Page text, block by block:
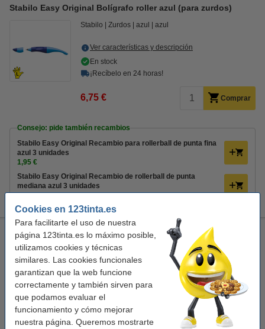
Cookies en 123tinta.es
Para facilitarte el uso de nuestra
página 123tinta.es lo máximo posible,
utilizamos cookies y técnicas
similares. Las cookies funcionales
garantizan que la web funcione
correctamente y también sirven para
que podamos evaluar el
funcionamiento y cómo mejorar
nuestra página. Queremos mostrarte
Stabilo Easy Original Bolígrafo roller azul (para zurdos)
Stabilo Zurdos azul azul
Ver características y descripción
En stock
¡Recíbelo en 24 horas!
6,75 € Comprar
Consejo: pide también recambios
Stabilo Easy Original Recambio para rollerball de punta fina
azul 3 unidades
1,95 €
Stabilo Easy Original Recambio de rollerball de punta
mediana azul 3 unidades
2,25 €
Stabilo Easy Original Bolígrafo roller rosa (para zurdos)
Stabilo Zurdos
Ver características y descripción
En stock
¡Recíbelo en 24 horas!
6,75 € Comprar